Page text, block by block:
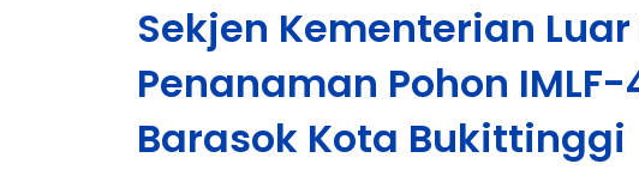
Sekjen Kementerian
Penanaman Pohon
Barasok Kota Bukittinggi